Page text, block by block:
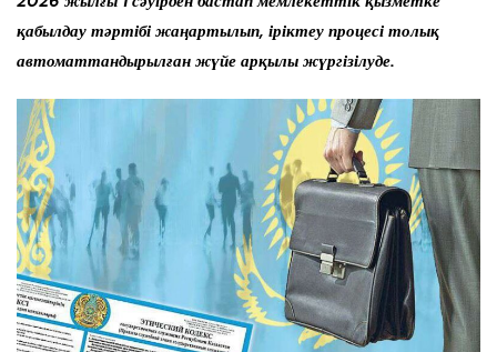
қабылдау тәртібі жаңартылып, іріктеу процесі толық
автоматтандырылған жүйе арқылы жүргізілуде.